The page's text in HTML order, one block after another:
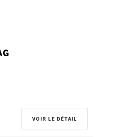
VOIR LE DÉTAIL